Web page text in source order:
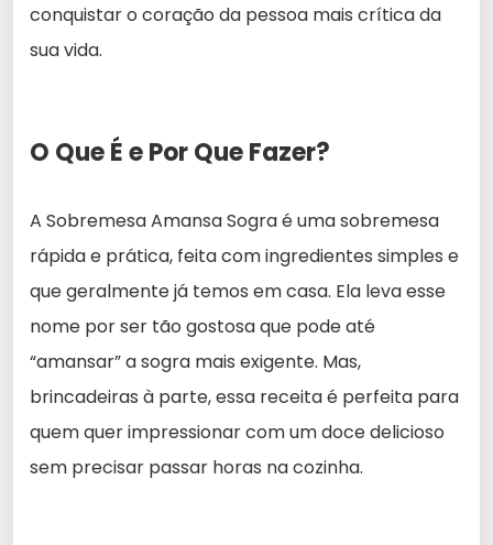
conquistar o coração da pessoa mais crítica da
sua vida.
O Que É e Por Que Fazer?
A Sobremesa Amansa Sogra é uma sobremesa
rápida e prática, feita com ingredientes simples e
que geralmente já temos em casa. Ela leva esse
nome por ser tão gostosa que pode até
“amansar” a sogra mais exigente. Mas,
brincadeiras à parte, essa receita é perfeita para
quem quer impressionar com um doce delicioso
sem precisar passar horas na cozinha.